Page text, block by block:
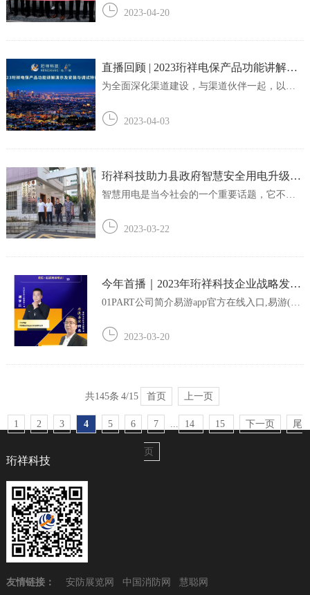
负责人杜永辉率全体成员热情接待。下午
3:00，西北市场工作汇报会议正式展开。首先，
2023-04-20
直播回顾 | 2023珩祥电保产品功能讲解演
示及安装与调试特训营
为全面深化渠道建设，与渠道伙伴一起，以更
大价值，3月30-31日，珩祥科技特面向合作伙伴
举办了产品功能讲解演示及安装与调试特训
2023-04-03
珩祥科技助力县政府智慧安全用电升级
——湖南省安化县
智慧用电是当今社会的一个重要话题，它不仅
量和安全。珩祥科技作为在智慧安全用电行业
一家备受瞩目的企业，为湖南省安化县政府提
2023-03-22
今年首播｜2023年珩祥科技企业战略发布
暨优秀合作伙伴落地营销线上分享会
01PART公司简介易游app官方在线入口,易游(中
理系统软件开发和硬件设备研发、生产、销售
于一体的科技型企业。主营防触电保护器，浸
2023-03-20
共145条 4/15 首页 上一页
1 2 3 4 5 6 7 ... 14 15 下一页 尾
页
珩祥科技
友情链接： 安防展览网 中国消防网 慧聪网